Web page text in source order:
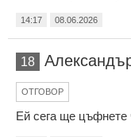
14:17 08.06.2026
18
ОТГОВОР
Ей сега ще цъфнете